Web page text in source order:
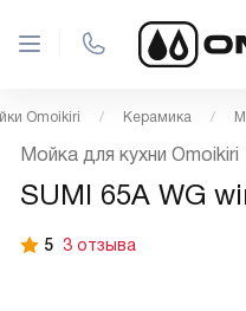
Omoikiri Керамика
5 3 отзыва
Мойка для кухни Omoikiri
SUMI 65A WG